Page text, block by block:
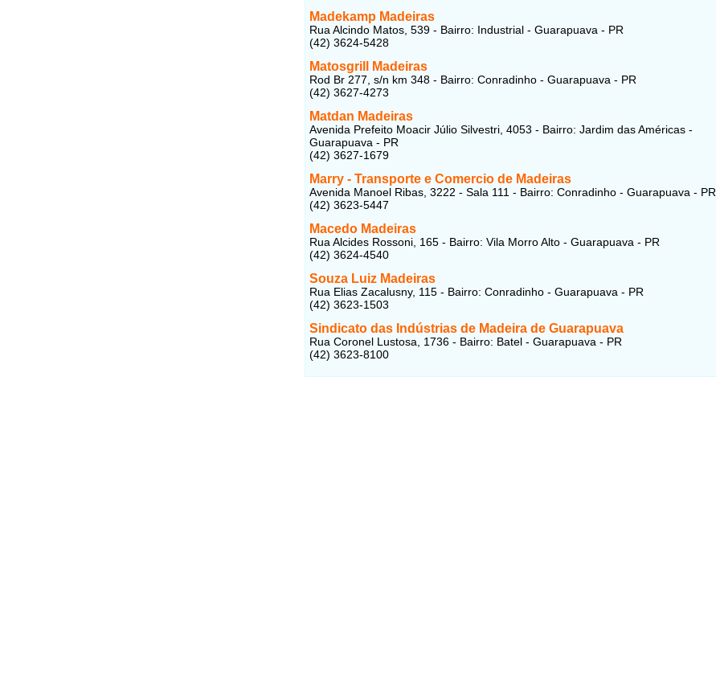
Madekamp Madeiras
Rua Alcindo Matos, 539 - Bairro: Industrial - Guarapuava - PR
(42) 3624-5428
Matosgrill Madeiras
Rod Br 277, s/n km 348 - Bairro: Conradinho - Guarapuava - PR
(42) 3627-4273
Matdan Madeiras
Avenida Prefeito Moacir Júlio Silvestri, 4053 - Bairro: Jardim das Américas -
Guarapuava - PR
(42) 3627-1679
Marry - Transporte e Comercio de Madeiras
Avenida Manoel Ribas, 3222 - Sala 111 - Bairro: Conradinho - Guarapuava - PR
(42) 3623-5447
Macedo Madeiras
Rua Alcides Rossoni, 165 - Bairro: Vila Morro Alto - Guarapuava - PR
(42) 3624-4540
Souza Luiz Madeiras
Rua Elias Zacalusny, 115 - Bairro: Conradinho - Guarapuava - PR
(42) 3623-1503
Sindicato das Indústrias de Madeira de Guarapuava
Rua Coronel Lustosa, 1736 - Bairro: Batel - Guarapuava - PR
(42) 3623-8100